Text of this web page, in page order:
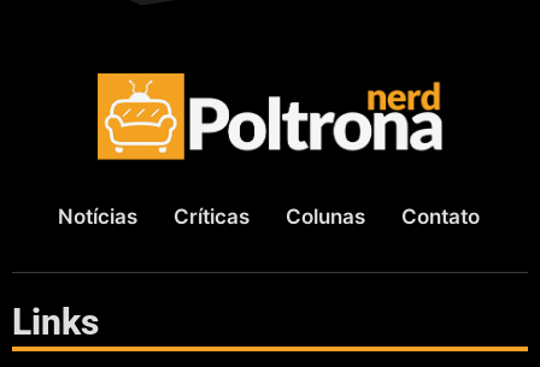
Notícias Críticas Colunas Contato
Links